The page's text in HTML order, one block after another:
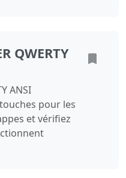
QWERTY
ANSI
pour les
et vérifiez